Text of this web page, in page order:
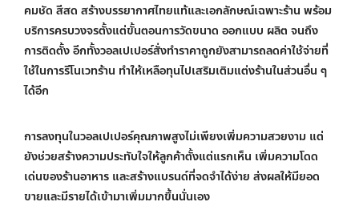
คมชัด สีสด สร้างบรรยากาศไทยแท้และเอกลักษณ์เฉพาะร้าน พร้อม
บริการครบวงจรตั้งแต่ขั้นตอนการวัดขนาด ออกแบบ ผลิต จนถึง
การติดตั้ง อีกทั้งวอลเปเปอร์สั่งทำราคาถูกยังสามารถลดค่าใช้จ่ายที่
ใช้ในการรีโนเวทร้าน ทำให้เหลือทุนไปเสริมเติมแต่งร้านในส่วนอื่น ๆ
ได้อีก
การลงทุนในวอลเปเปอร์คุณภาพสูงไม่เพียงเพิ่มความสวยงาม แต่
ยังช่วยสร้างความประทับใจให้ลูกค้าตั้งแต่แรกเห็น เพิ่มความโดด
เด่นของร้านอาหาร และสร้างแบรนด์ที่จดจำได้ง่าย ส่งผลให้มียอด
ขายและมีรายได้เข้ามาเพิ่มมากขึ้นนั่นเอง